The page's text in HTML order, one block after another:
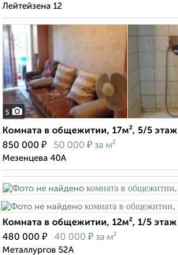
Лейтейзена 12
5
Комната в общежитии, 17м², 5/5 этаж
850 000 ₽ 50 000 ₽ за м²
Мезенцева 40А
Комната в общежитии, 12м², 1/5 этаж
480 000 ₽ 40 000 ₽ за м²
Металлургов 52А